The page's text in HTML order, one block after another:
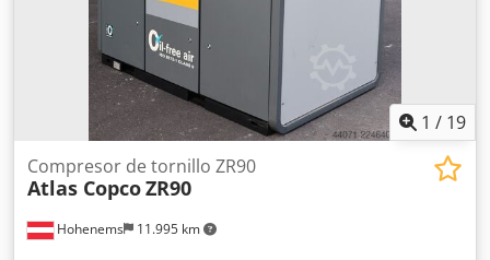
1 / 19
Hohenems 11.995 km
Compresor de tornillo ZR90
Atlas CopcoZR90